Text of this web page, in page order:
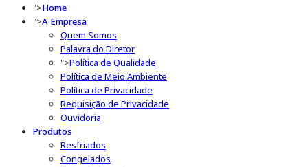
">Home
">A Empresa
Quem Somos
Palavra do Diretor
">Política de Qualidade
Política de Meio Ambiente
Política de Privacidade
Requisição de Privacidade
Ouvidoria
Produtos
Resfriados
Congelados